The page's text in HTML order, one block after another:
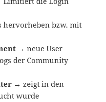
hervorheben bzw. mit
→neue User
der Community
→zeigt in den
wurde